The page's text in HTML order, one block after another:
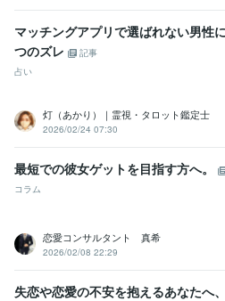
マッチングアプリで選ばれない男性
つのズレ
記事
占い
灯（あかり）｜霊視・タロット鑑定士
2026/02/24 07:30
最短での彼女ゲットを目指す方へ。
コラム
恋愛コンサルタント 真希
2026/02/08 22:29
失恋や恋愛の不安を抱えるあなたへ